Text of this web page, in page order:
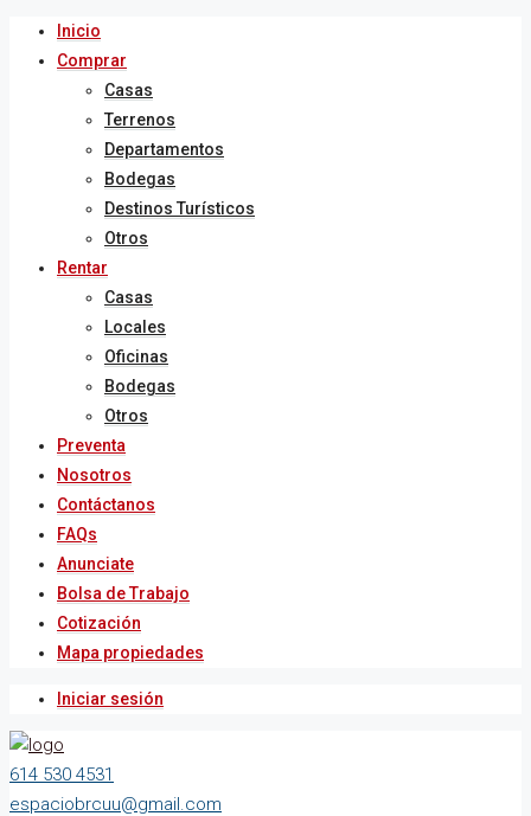
Inicio
Comprar
Casas
Terrenos
Departamentos
Bodegas
Destinos Turísticos
Otros
Rentar
Casas
Locales
Oficinas
Bodegas
Otros
Preventa
Nosotros
Contáctanos
FAQs
Anunciate
Bolsa de Trabajo
Cotización
Mapa propiedades
Iniciar sesión
614 530 4531
espaciobrcuu@gmail.com